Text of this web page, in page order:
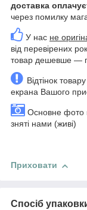
доставка
через помилку
У нас не
від перевірених
товар дешевше —
Відтінок
екрана Вашого
Основне фото
зняті нами (живі)
Приховати
Спосіб